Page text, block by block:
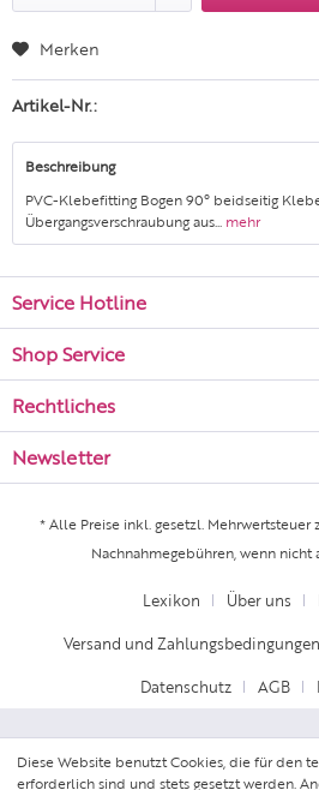
Merken
Artikel-Nr.:
Beschreibung
PVC-Klebefitting Bogen 90° beidseitig
Übergangsverschraubung aus...
mehr
Service Hotline
Shop Service
Rechtliches
Newsletter
* Alle Preise inkl. gesetzl. Mehrwertsteuer
Nachnahmegebühren, wenn nicht
Lexikon Über uns
Versand und Zahlungsbedingungen
Datenschutz AGB
Diese Website benutzt Cookies, die für den
erforderlich sind und stets gesetzt werden.